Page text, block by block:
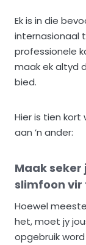
Ek is in die
internasionaal
professionele
maak ek altyd
bied.
Hier is tien
aan ’n ander:
Maak seker
slimfoon vir
Hoewel
het, moet jy
opgebruik